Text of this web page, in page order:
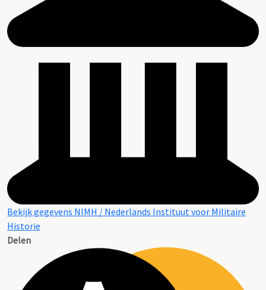
Bekijk gegevens NIMH / Nederlands Instituut voor Militaire
Historie
Delen